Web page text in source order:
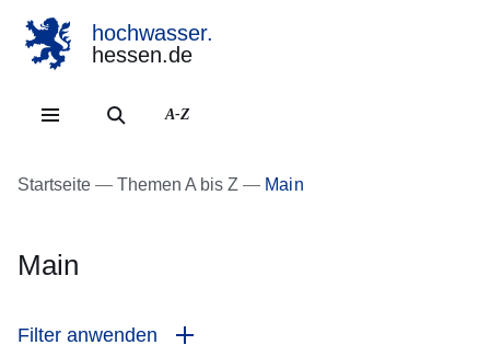
hochwasser.
hessen.de
A-Z
Startseite Themen A bis Z Main
Main
Filter anwenden